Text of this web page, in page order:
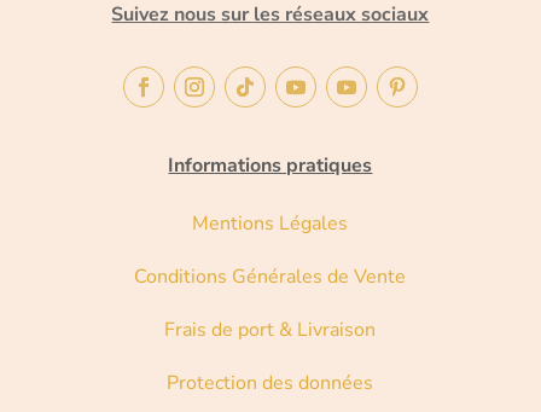
Suivez nous sur les réseaux sociaux
Informations pratiques
Mentions Légales
Conditions Générales de Vente
Frais de port & Livraison
Protection des données